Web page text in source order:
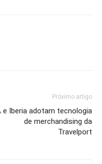
Próximo artigo
e Iberia adotam tecnologia
de merchandising da
Travelport